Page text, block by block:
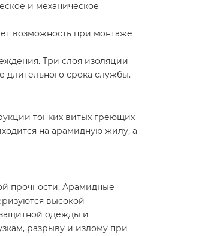
и механическое
возможность при монтаже
Три слоя изоляции
длительного срока службы.
тонких витых греющих
на арамидную жилу, а
прочности. Арамидные
высокой
одежды и
разрыву и излому при